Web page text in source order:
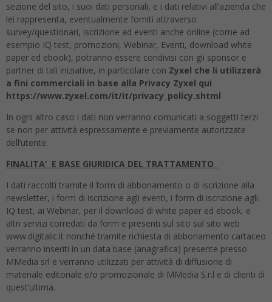
sezione del sito, i suoi dati personali, e i dati relativi all’azienda che
lei rappresenta, eventualmente forniti attraverso
survey/questionari, iscrizione ad eventi anche online (come ad
esempio IQ test, promozioni, Webinar, Eventi, download white
paper ed ebook), potranno essere condivisi con gli sponsor e
partner di tali iniziative, in particolare con Zyxel che li utilizzerà
a fini commerciali in base alla Privacy Zyxel qui
https://www.zyxel.com/it/it/privacy_policy.shtml
In ogni altro caso i dati non verranno comunicati a soggetti terzi
se non per attività espressamente e previamente autorizzate
dell’utente.
FINALITA’ E BASE GIURIDICA DEL TRATTAMENTO
I dati raccolti tramite il form di abbonamento o di iscrizione alla
newsletter, i form di iscrizione agli eventi, i form di iscrizione agli
IQ test, ai Webinar, per il download di white paper ed ebook, e
altri servizi corredati da form e presenti sul sito sul sito web
www.digitalic.it nonché tramite richiesta di abbonamento cartaceo
verranno inseriti in un data base (anagrafica) presente presso
MMedia srl e verranno utilizzati per attività di diffusione di
materiale editoriale e/o promozionale di MMedia S.r.l e di clienti di
quest’ultima.